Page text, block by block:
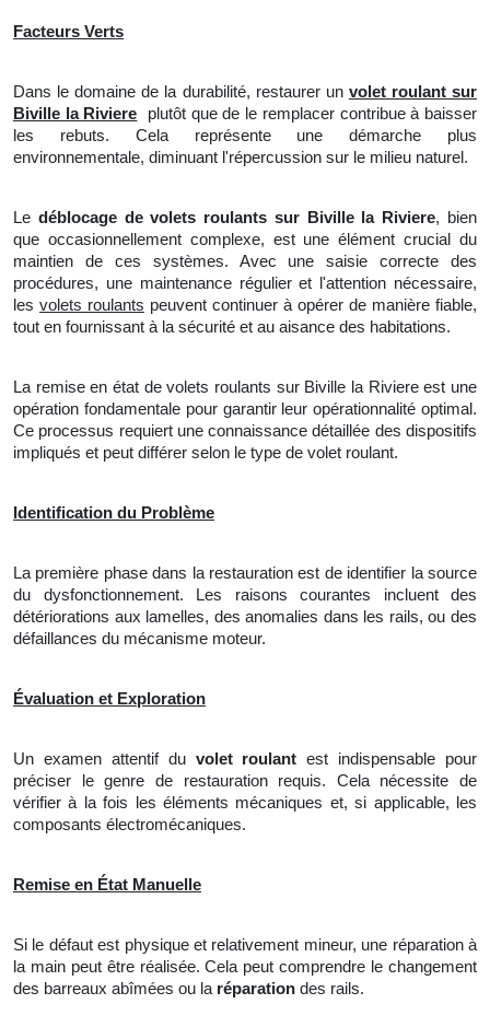
Facteurs Verts
Dans le domaine de la durabilité, restaurer un volet roulant sur
Biville la Riviere plutôt que de le remplacer contribue à baisser
les rebuts. Cela représente une démarche plus
environnementale, diminuant l'répercussion sur le milieu naturel.
Le déblocage de volets roulants sur Biville la Riviere, bien
que occasionnellement complexe, est une élément crucial du
maintien de ces systèmes. Avec une saisie correcte des
procédures, une maintenance régulier et l'attention nécessaire,
les volets roulants peuvent continuer à opérer de manière fiable,
tout en fournissant à la sécurité et au aisance des habitations.
La remise en état de volets roulants sur Biville la Riviere est une
opération fondamentale pour garantir leur opérationnalité optimal.
Ce processus requiert une connaissance détaillée des dispositifs
impliqués et peut différer selon le type de volet roulant.
Identification du Problème
La première phase dans la restauration est de identifier lasource
du dysfonctionnement. Les raisons courantes incluent des
détériorations aux lamelles, des anomalies dans les rails, ou des
défaillances du mécanisme moteur.
Évaluation et Exploration
Un examen attentif du volet roulant est indispensable pour
préciser
legenre de restauration requis. Cela nécessite de
vérifier à la fois les éléments mécaniques et, si applicable, les
composants électromécaniques.
Remise en État Manuelle
Si le défaut est physique et relativement mineur, une réparation à
la main peut être réalisée. Cela peut comprendre lechangement
des barreaux abîmées ou la réparation des rails.